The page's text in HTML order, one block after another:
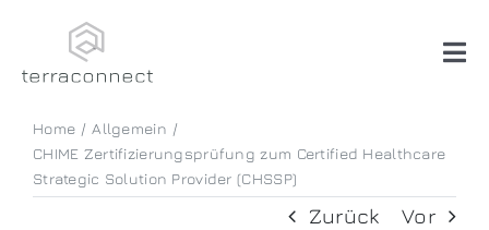
content
Software
Home
Allgemein
CHIME Zertifizierungsprüfung zum Certified Healthcare
Strategic Solution Provider (CHSSP)
Zurück Vor